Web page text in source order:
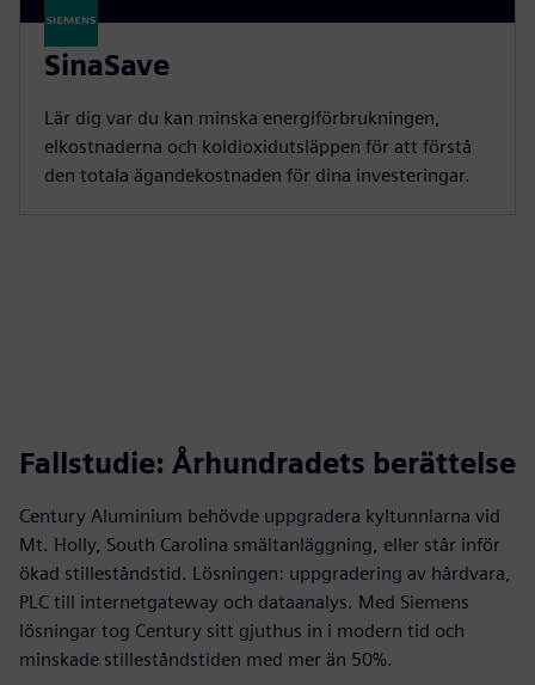
SinaSave
Lär dig var du kan minska energiförbrukningen,
elkostnaderna och koldioxidutsläppen för att förstå
den totala ägandekostnaden för dina investeringar.
Fallstudie: Århundradets berättelse
Century Aluminium behövde uppgradera kyltunnlarna vid
Mt. Holly, South Carolina smältanläggning, eller står inför
ökad stilleståndstid. Lösningen: uppgradering av hårdvara,
PLC till internetgateway och dataanalys. Med Siemens
lösningar tog Century sitt gjuthus in i modern tid och
minskade stilleståndstiden med mer än 50%.